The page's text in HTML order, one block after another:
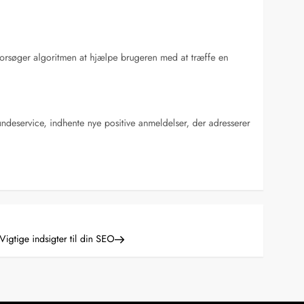
algoritmen at hjælpe brugeren med at træffe en
indhente nye positive anmeldelser, der adresserer
indsigter til din SEO